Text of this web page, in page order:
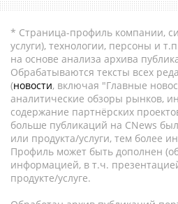
* Страница-профиль компании,
услуги), технологии, персоны и
на основе анализа архива
Обрабатываются тексты всех
(новости, включая "Главные
аналитические обзоры рынков,
содержание партнёрских
больше публикаций на CNews
или продукта/услуги, тем более
Профиль может быть дополнен
информацией, в т.ч.
продукте/услуге.